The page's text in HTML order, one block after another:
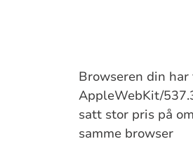
Browseren din
AppleWebKit/
satt stor pris på
samme browser